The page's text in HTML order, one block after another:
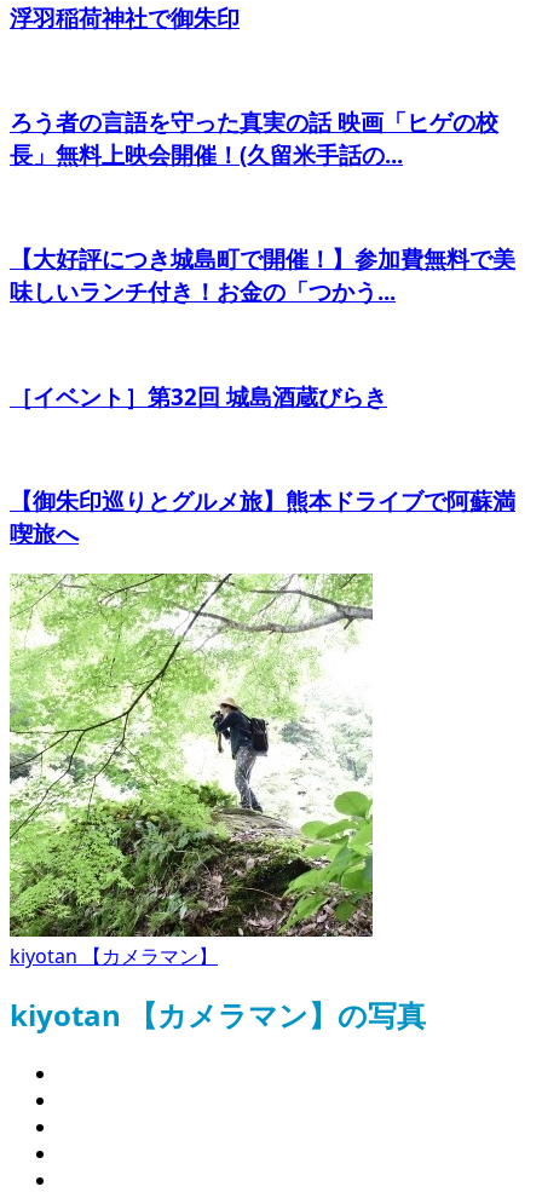
浮羽稲荷神社で御朱印
ろう者の言語を守った真実の話 映画「ヒゲの校
長」無料上映会開催！(久留米手話の...
【大好評につき城島町で開催！】参加費無料で美
味しいランチ付き！お金の「つかう...
［イベント］第32回 城島酒蔵びらき
【御朱印巡りとグルメ旅】熊本ドライブで阿蘇満
喫旅へ
kiyotan 【カメラマン】
kiyotan 【カメラマン】の写真